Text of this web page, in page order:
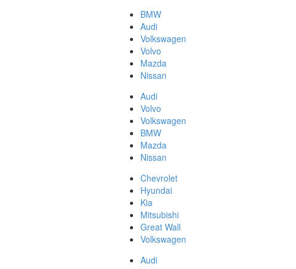
BMW
Audi
Volkswagen
Volvo
Mazda
Nissan
Audi
Volvo
Volkswagen
BMW
Mazda
Nissan
Chevrolet
Hyundai
Kia
Mitsubishi
Great Wall
Volkswagen
Audi